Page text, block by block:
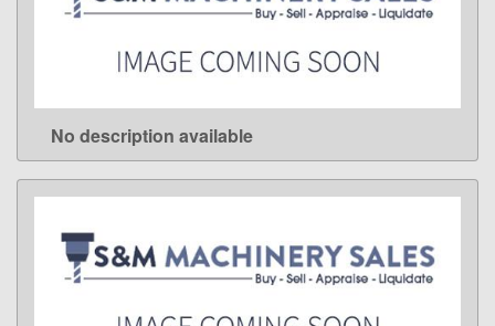
LEARN MORE
No description available